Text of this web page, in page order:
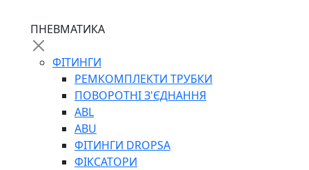
ПНЕВМАТИКА
ФІТИНГИ
РЕМКОМПЛЕКТИ ТРУБКИ
ПОВОРОТНІ З'ЄДНАННЯ
ABL
ABU
ФІТИНГИ DROPSA
ФІКСАТОРИ